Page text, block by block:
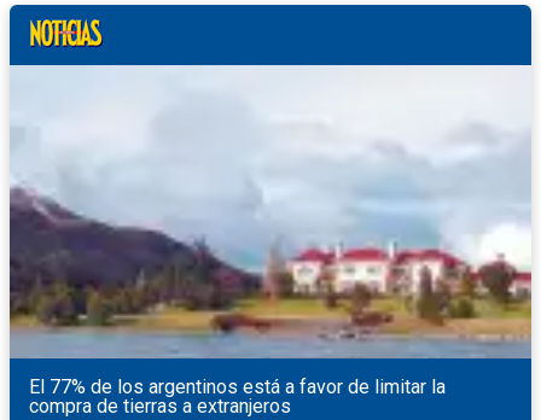
El 77% de los argentinos está a favor de limitar la
compra de tierras a extranjeros